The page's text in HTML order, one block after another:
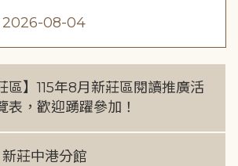
2026-08-04
區】115年8月新莊區閱讀推廣活
表，歡迎踴躍參加！
新莊中港分館